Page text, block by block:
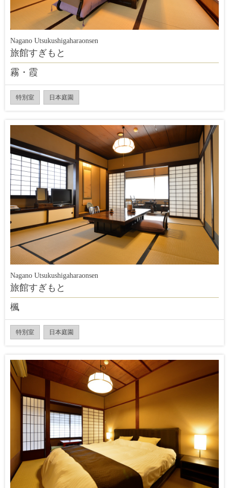
Nagano Utsukushigaharaonsen
旅館すぎもと
霧・霞
特別室 日本庭園
Nagano Utsukushigaharaonsen
旅館すぎもと
楓
特別室 日本庭園